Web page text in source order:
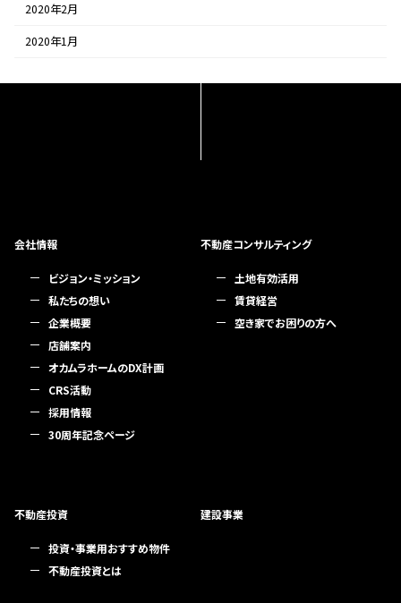
2020年2月
2020年1月
会社情報
ビジョン・ミッション
私たちの想い
企業概要
店舗案内
オカムラホームのDX計画
CRS活動
採用情報
30周年記念ページ
不動産コンサルティング
土地有効活用
賃貸経営
空き家でお困りの方へ
不動産投資
投資・事業用おすすめ物件
不動産投資とは
建設事業